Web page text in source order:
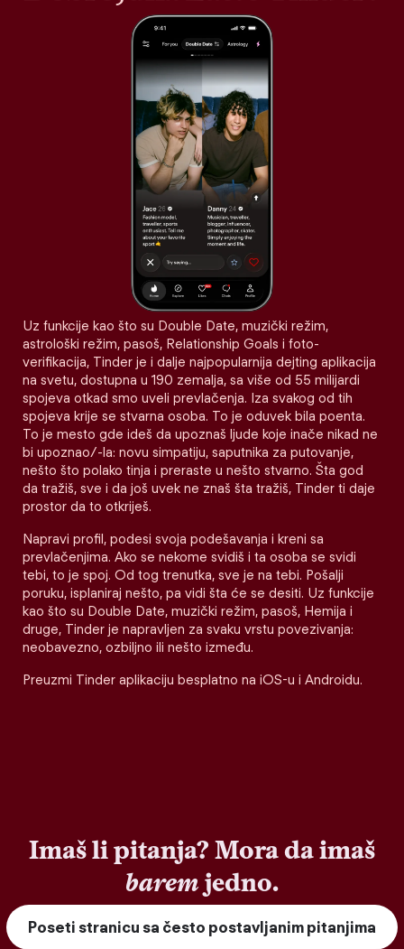
Uz funkcije kao što su Double Date, muzički režim,
astrološki režim, pasoš, Relationship Goals i foto-
verifikacija, Tinder je i dalje najpopularnija dejting aplikacija
na svetu, dostupna u 190 zemalja, sa više od 55 milijardi
spojeva otkad smo uveli prevlačenja. Iza svakog od tih
spojeva krije se stvarna osoba. To je oduvek bila poenta.
To je mesto gde ideš da upoznaš ljude koje inače nikad ne
bi upoznao/-la: novu simpatiju, saputnika za putovanje,
nešto što polako tinja i preraste u nešto stvarno. Šta god
da tražiš, sve i da još uvek ne znaš šta tražiš, Tinder ti daje
prostor da to otkriješ.
Napravi profil, podesi svoja podešavanja i kreni sa
prevlačenjima. Ako se nekome svidiš i ta osoba se svidi
tebi, to je spoj. Od tog trenutka, sve je na tebi. Pošalji
poruku, isplaniraj nešto, pa vidi šta će se desiti. Uz funkcije
kao što su Double Date, muzički režim, pasoš, Hemija i
druge, Tinder je napravljen za svaku vrstu povezivanja:
neobavezno, ozbiljno ili nešto između.
Preuzmi Tinder aplikaciju besplatno na iOS-u i Androidu.
Imaš li pitanja? Mora da imaš
baremjedno.
Poseti stranicu sa često postavljanim pitanjima